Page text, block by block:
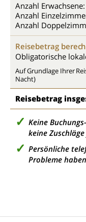
Anzahl Erwachsene:
Anzahl
Anzahl
Reisebetrag
Obligatorische
Auf Grundlage Ihrer
Nacht)
Reisebetrag
Keine
keine
Persönliche
Probleme haben